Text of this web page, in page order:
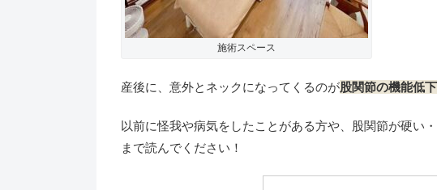
施術スペース
産後に、意外とネックになってくるのが股関節の機能低下
以前に怪我や病気をしたことがある方や、股関節が硬い
まで読んでください！